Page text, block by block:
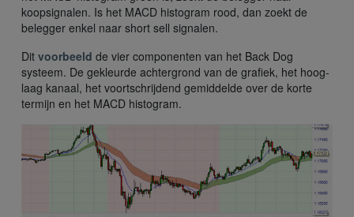
koopsignalen. Is het MACD histogram rood, dan zoekt de
belegger enkel naar short sell signalen.
Dit voorbeeld de vier componenten van het Back Dog
systeem. De gekleurde achtergrond van de grafiek, het hoog-
laag kanaal, het voortschrijdend gemiddelde over de korte
termijn en het MACD histogram.